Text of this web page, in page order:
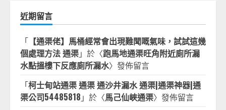
近期留言
「 【通渠佬】馬桶經常會出現難聞嘅氣味，試試這幾
個處理方法 通渠」於〈跑馬地通渠旺角附近廁所漏
水點搵樓下反應廁所漏水〉發佈留言
「柯士甸站通渠 通渠 通沙井漏水 通渠|通渠神器|通
渠公司54485818 」於〈馬己仙峽通渠〉發佈留言